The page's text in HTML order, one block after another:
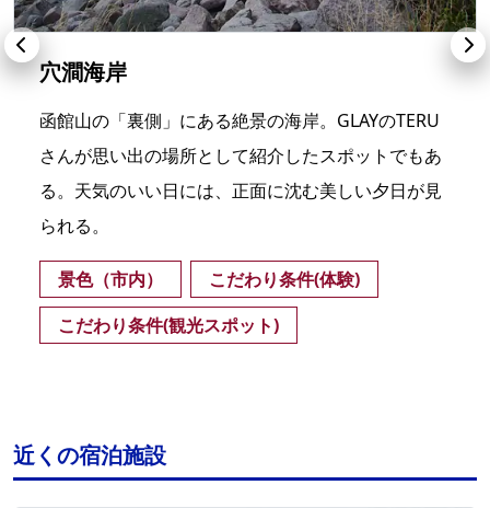
穴澗海岸
函館山の「裏側」にある絶景の海岸。GLAYのTERU
さんが思い出の場所として紹介したスポットでもあ
る。天気のいい日には、正面に沈む美しい夕日が見
られる。
景色（市内）
こだわり条件(体験)
こだわり条件(観光スポット)
近くの宿泊施設